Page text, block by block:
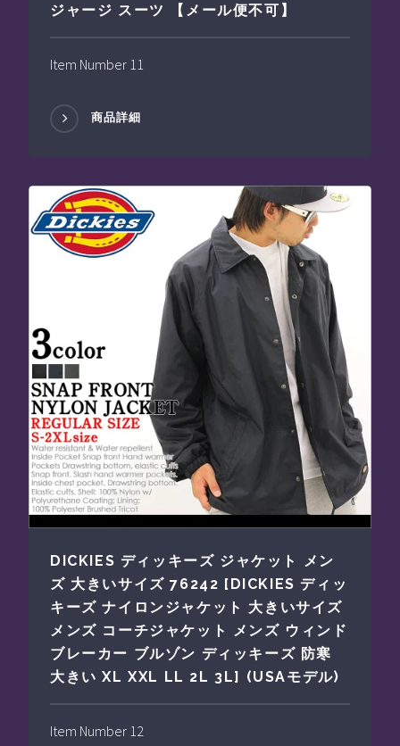
ジャージ スーツ 【メール便不可】
Item Number 11
商品詳細
DICKIES ディッキーズ ジャケット メン
ズ 大きいサイズ 76242 [DICKIES ディッ
キーズ ナイロンジャケット 大きいサイズ
メンズ コーチジャケット メンズ ウィンド
ブレーカー ブルゾン ディッキーズ 防寒
大きい XL XXL LL 2L 3L] (USAモデル)
Item Number 12